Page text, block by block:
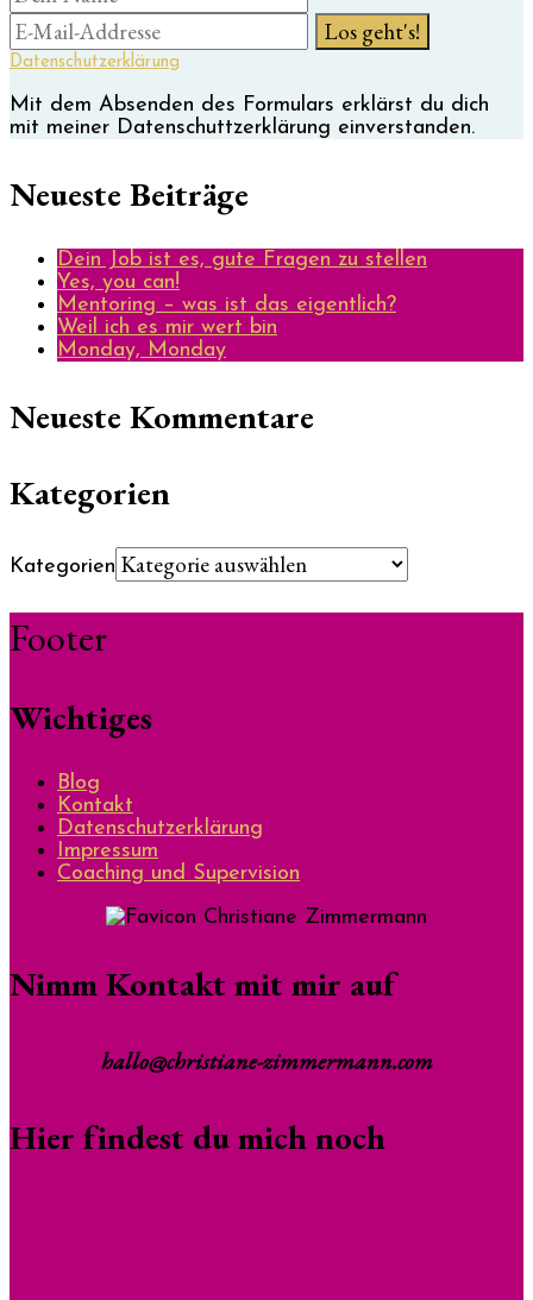
Datenschutzerklärung
Mit dem Absenden des Formulars erklärst du dich
mit meiner Datenschuttzerklärung einverstanden.
Neueste Beiträge
Dein Job ist es, gute Fragen zu stellen
Yes, you can!
Mentoring – was ist das eigentlich?
Weil ich es mir wert bin
Monday, Monday
Neueste Kommentare
Kategorien
Kategorien
Footer
Wichtiges
Blog
Kontakt
Datenschutzerklärung
Impressum
Coaching und Supervision
Nimm Kontakt mit mir auf
hallo@christiane-zimmermann.com
Hier findest du mich noch